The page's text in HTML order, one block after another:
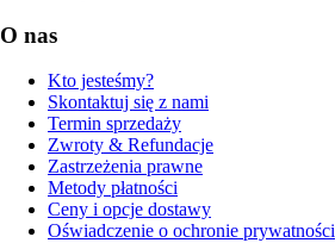
O nas
Kto jesteśmy?
Skontaktuj się z nami
Termin sprzedaży
Zwroty & Refundacje
Zastrzeżenia prawne
Metody płatności
Ceny i opcje dostawy
Oświadczenie o ochronie prywatności